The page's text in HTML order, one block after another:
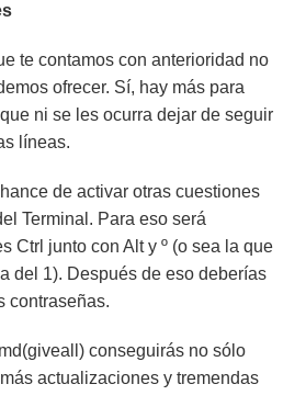
te contamos con anterioridad no
ofrecer. Sí, hay más para
ni se les ocurra dejar de seguir
líneas.
de activar otras cuestiones
Terminal. Para eso será
Ctrl junto con Alt y º (o sea la que
del 1). Después de eso deberías
contraseñas.
conseguirás no sólo
actualizaciones y tremendas